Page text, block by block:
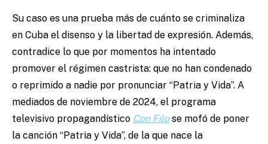
Su caso es una prueba más de cuánto se criminaliza
en Cuba el disenso y la libertad de expresión. Además,
contradice lo que por momentos ha intentado
promover el régimen castrista: que no han condenado
o reprimido a nadie por pronunciar “Patria y Vida”. A
mediados de noviembre de 2024, el programa
televisivo propagandístico Con Filo se mofó de poner
la canción “Patria y Vida”, de la que nace la